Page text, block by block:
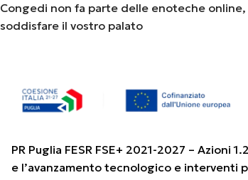
Congedi non fa parte delle enoteche
soddisfare il vostro palato
PR Puglia FESR FSE+ 2021-2027 – Azioni
e l’avanzamento tecnologico e interventi